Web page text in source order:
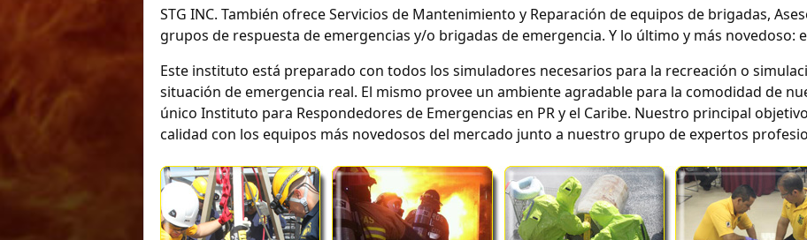
STG INC. También ofrece Servicios de Mantenimiento y Reparación de equipos de brigadas,
grupos de respuesta de emergencias y/o brigadas de emergencia. Y lo último y más novedoso:
Este instituto está preparado con todos los simuladores necesarios para la recreación o
situación de emergencia real. El mismo provee un ambiente agradable para la comodidad de
único Instituto para Respondedores de Emergencias en PR y el Caribe. Nuestro principal
calidad con los equipos más novedosos del mercado junto a nuestro grupo de expertos